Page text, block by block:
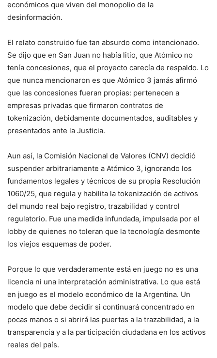
económicos que viven del monopolio de la
desinformación.
El relato construido fue tan absurdo como intencionado.
Se dijo que en San Juan no había litio, que Atómico no
tenía concesiones, que el proyecto carecía de respaldo. Lo
que nunca mencionaron es que Atómico 3 jamás afirmó
que las concesiones fueran propias: pertenecen a
empresas privadas que firmaron contratos de
tokenización, debidamente documentados, auditables y
presentados ante la Justicia.
Aun así, la Comisión Nacional de Valores (CNV) decidió
suspender arbitrariamente a Atómico 3, ignorando los
fundamentos legales y técnicos de su propia Resolución
1060/25, que regula y habilita la tokenización de activos
del mundo real bajo registro, trazabilidad y control
regulatorio. Fue una medida infundada, impulsada por el
lobby de quienes no toleran que la tecnología desmonte
los viejos esquemas de poder.
Porque lo que verdaderamente está en juego no es una
licencia ni una interpretación administrativa. Lo que está
en juego es el modelo económico de la Argentina. Un
modelo que debe decidir si continuará concentrado en
pocas manos o si abrirá las puertas a la trazabilidad, a la
transparencia y a la participación ciudadana en los activos
reales del país.